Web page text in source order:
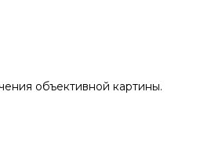
объективной картины.